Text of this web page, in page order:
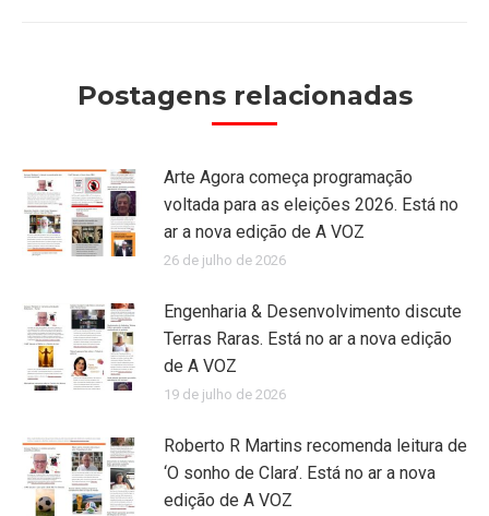
Postagens relacionadas
Arte Agora começa programação
voltada para as eleições 2026. Está no
ar a nova edição de A VOZ
26 de julho de 2026
Engenharia & Desenvolvimento discute
Terras Raras. Está no ar a nova edição
de A VOZ
19 de julho de 2026
Roberto R Martins recomenda leitura de
‘O sonho de Clara’. Está no ar a nova
edição de A VOZ